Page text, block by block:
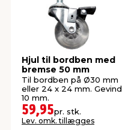
Hjul til bordben med
bremse 50 mm
Til bordben på Ø30 mm
eller 24 x 24 mm. Gevind
10 mm.
59,95pr. stk.
Lev. omk. tillægges